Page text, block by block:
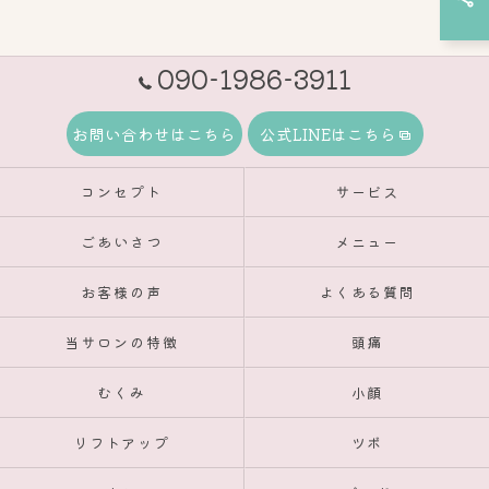
090-1986-3911
お問い合わせはこちら 公式LINEはこちら
コンセプト サービス
ごあいさつ メニュー
お客様の声 よくある質問
当サロンの特徴 頭痛
むくみ 小顔
リフトアップ ツボ